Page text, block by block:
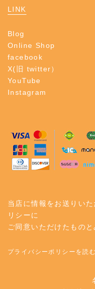
LINK
Blog
Online Shop
facebook
X(旧 twitter）
YouTube
Instagram
当店に情報をお送りい
リシーに
ご同意いただけたもの
プライバシーポリシーを読む